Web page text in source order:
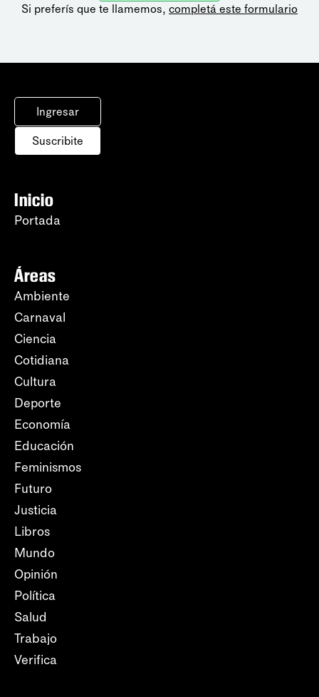
Si preferís que te llamemos, completá este formulario
Ingresar
Suscribite
Inicio
Portada
Áreas
Ambiente
Carnaval
Ciencia
Cotidiana
Cultura
Deporte
Economía
Educación
Feminismos
Futuro
Justicia
Libros
Mundo
Opinión
Política
Salud
Trabajo
Verifica